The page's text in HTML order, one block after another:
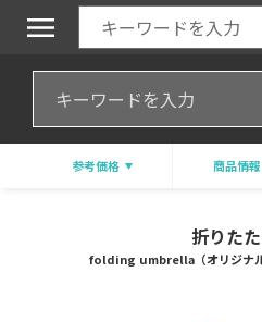
参考価格 商品情報
折りた
folding umbrella（オリジナル